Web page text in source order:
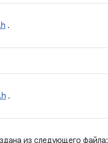
.
.
из следующего файла: